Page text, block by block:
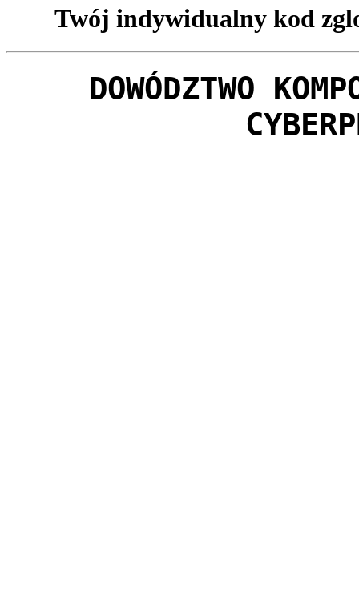
Twój indywidualny kod
DOWÓDZTWO